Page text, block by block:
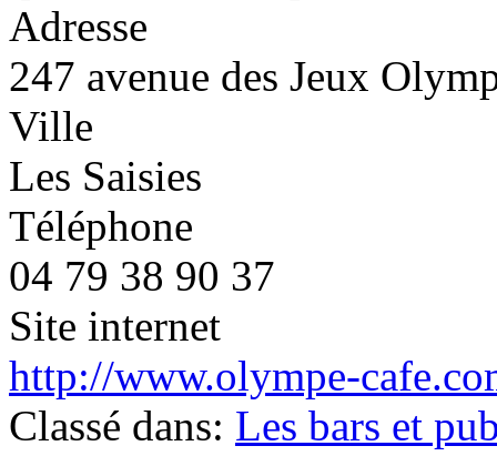
Adresse
247 avenue des Jeux
Ville
Les Saisies
Téléphone
04 79 38 90 37
Site internet
http://www.olympe-
Classé dans: Les bars et